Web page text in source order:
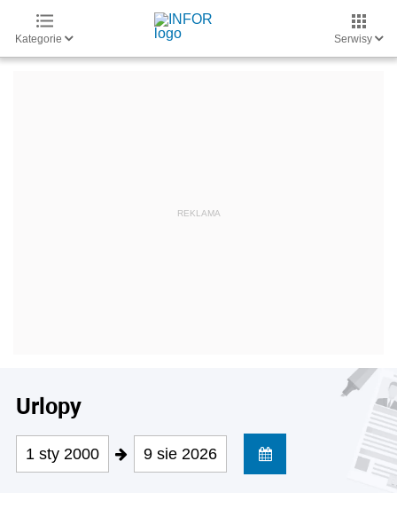
Kategorie Serwisy
Urlopy
1 sty 2000 9 sie 2026